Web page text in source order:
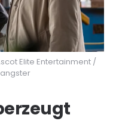
Elite Entertainment /